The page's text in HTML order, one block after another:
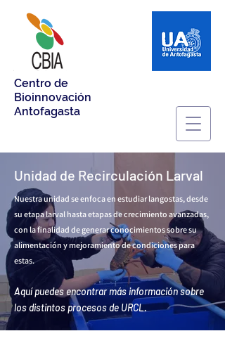
Centro de
Bioinnovación
Antofagasta
Unidad de Recirculación Larval
Nuestra unidad se enfoca en estudiar langostas, desde
su etapa larval hasta etapas de crecimiento avanzadas,
con la finalidad de generar conocimientos sobre su
alimentación y mejoramiento de condiciones para
estas.
Aquí puedes encontrar más información sobre
los distintos procesos de URCL.